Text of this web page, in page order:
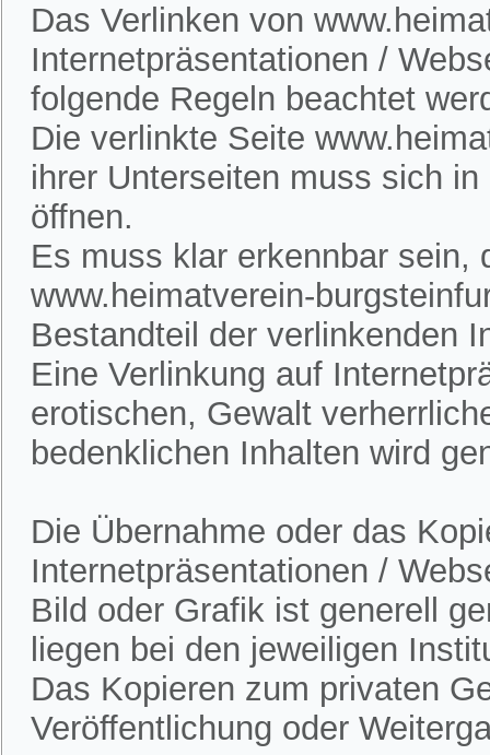
Das Verlinken von
Internetpräsentationen /
folgende Regeln beachtet
Die verlinkte Seite
ihrer Unterseiten muss sich
öffnen.
Es muss klar erkennbar sein,
www.heimatverein-
Bestandteil der verlinkenden
Eine Verlinkung auf
erotischen, Gewalt
bedenklichen Inhalten wird
Die Übernahme oder das
Internetpräsentationen /
Bild oder Grafik ist generell
liegen bei den jeweiligen
Das Kopieren zum privaten
Veröffentlichung oder